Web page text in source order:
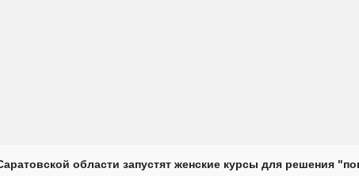
области запустят женские курсы для решения